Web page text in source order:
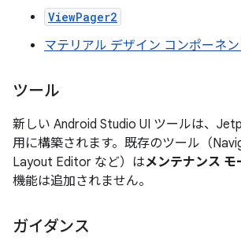
ViewPager2
マテリアル デザイン コンポーネン
ツール
新しい Android Studio UI ツールは、
用に構築されます。既存のツール（
Layout Editor など）はメンテナンス モ
機能は追加されません。
ガイダンス